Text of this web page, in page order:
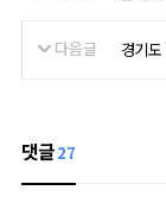
다음글 경기
댓글27